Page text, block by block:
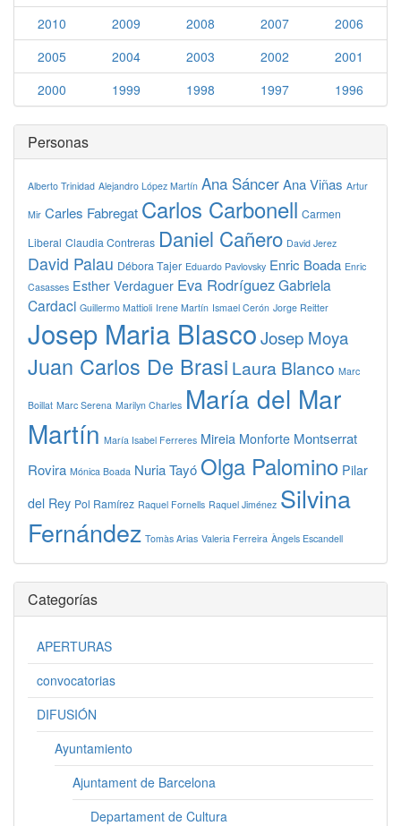
2010
2009 2008 2007
2006
2005
2004 2003 2002
2001
2000
1999 1998 1997 1996
Personas
Alberto Trinidad Alejandro López Martín Ana SáncerAna Viñas Artur
Mir Carles Fabregat Carlos Carbonell Carmen
Liberal Claudia Contreras Daniel Cañero David Jerez
David Palau Débora Tajer Eduardo Pavlovsky Enric Boada Enric
Casasses Esther Verdaguer Eva RodríguezGabriela
Cardaci Guillermo Mattioli Irene Martín Ismael Cerón Jorge Reitter
Josep Maria BlascoJosep Moya
Juan Carlos De Brasi Laura Blanco Marc
Boillat Marc Serena Marilyn Charles María del Mar
Martín María Isabel Ferreres Mireia Monforte Montserrat
Rovira Mónica Boada Nuria Tayó Olga Palomino Pilar
del Rey Pol Ramírez Raquel Fornells Raquel Jiménez Silvina
Fernández Tomàs Arias Valeria Ferreira Àngels Escandell
Categorías
APERTURAS
convocatorias
DIFUSIÓN
Ayuntamiento
Ajuntament de Barcelona
Departament de Cultura